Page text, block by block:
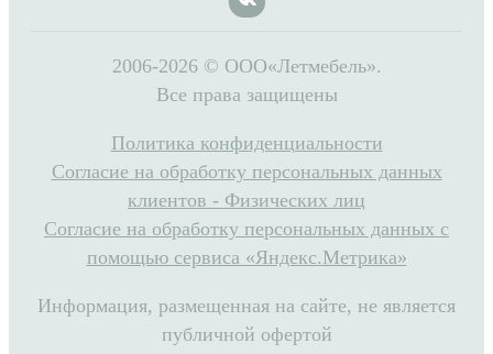
2006-2026 © ООО«Летмебель».
Все права защищены
Политика конфиденциальности
Согласие на обработку персональных данных
клиентов - Физических лиц
Согласие на обработку персональных данных с
помощью сервиса «Яндекс.Метрика»
Информация, размещенная на сайте, не является
публичной офертой